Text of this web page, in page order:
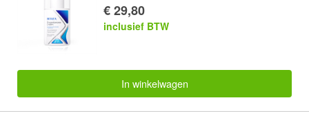
€ 29,80
inclusief BTW
In winkelwagen